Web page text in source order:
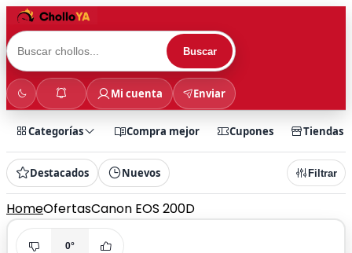
Buscar
Mi cuenta Enviar
Categorías Compra mejor Cupones Tiendas
Destacados Nuevos Filtrar
HomeOfertasCanon EOS 200D
0°